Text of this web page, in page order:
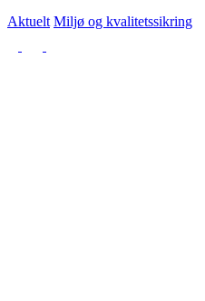
Aktuelt Miljø og kvalitetssikring